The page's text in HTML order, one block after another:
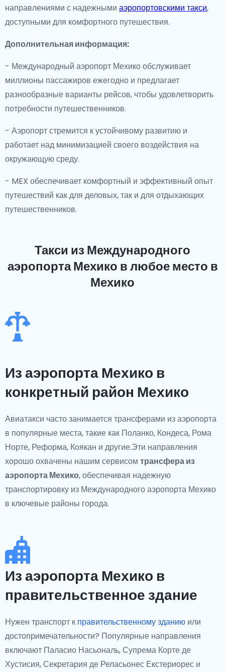
направлениями с надежными аэропортовскими такси,
доступными для комфортного путешествия.
Дополнительная информация:
- Международный аэропорт Мехико обслуживает
миллионы пассажиров ежегодно и предлагает
разнообразные варианты рейсов, чтобы удовлетворить
потребности путешественников.
- Аэропорт стремится к устойчивому развитию и
работает над минимизацией своего воздействия на
окружающую среду.
- MEX обеспечивает комфортный и эффективный опыт
путешествий как для деловых, так и для отдыхающих
путешественников.
Такси из Международного
аэропорта Мехико в любое место в
Мехико
Из аэропорта Мехико в
конкретный район Мехико
Авиатакси часто занимается трансферами из аэропорта
в популярные места, такие как Поланко, Кондеса, Рома
Норте, Реформа, Коякан и другие.Эти направления
хорошо охвачены нашим сервисом трансфера из
аэропорта Мехико, обеспечивая надежную
транспортировку из Международного аэропорта Мехико
в ключевые районы города.
Из аэропорта Мехико в
правительственное здание
Нужен транспорт к правительственному зданию или
достопримечательности? Популярные направления
включают Паласио Насьональ, Супрема Корте де
Хустисия, Секретария де Реласьонес Екстериорес и